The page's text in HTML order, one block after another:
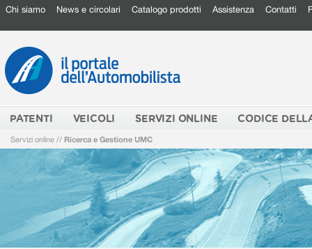
Chi siamo News e circolari Catalogo prodotti Assistenza Contatti
PATENTI VEICOLI SERVIZI ONLINE CODICE
Servizi online // Ricerca e Gestione UMC